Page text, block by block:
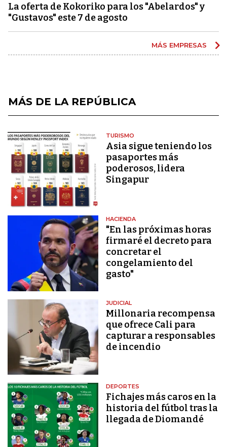
La oferta de Kokoriko para los "Abelardos" y
"Gustavos" este 7 de agosto
MÁS EMPRESAS
MÁS DE LA REPÚBLICA
TURISMO
Asia sigue teniendo los
pasaportes más
poderosos, lidera
Singapur
HACIENDA
"En las próximas horas
firmaré el decreto para
concretar el
congelamiento del
gasto"
JUDICIAL
Millonaria recompensa
que ofrece Cali para
capturar a responsables
de incendio
DEPORTES
Fichajes más caros en la
historia del fútbol tras la
llegada de Diomandé